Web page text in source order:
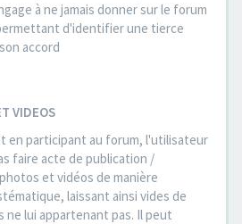
à ne jamais donner sur le forum
d'identifier une tierce
accord
VIDEOS
en participant au forum, l'utilisateur
faire acte de publication /
et vidéos de manière
laissant ainsi vides de
ne lui appartenant pas. Il peut